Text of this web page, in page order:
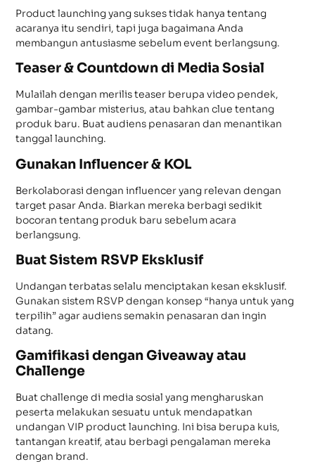
Product launching yang sukses tidak hanya tentang
acaranya itu sendiri, tapi juga bagaimana Anda
membangun antusiasme sebelum event berlangsung.
Teaser & Countdown di Media Sosial
Mulailah dengan merilis teaser berupa video pendek,
gambar-gambar misterius, atau bahkan clue tentang
produk baru. Buat audiens penasaran dan menantikan
tanggal launching.
Gunakan Influencer & KOL
Berkolaborasi dengan influencer yang relevan dengan
target pasar Anda. Biarkan mereka berbagi sedikit
bocoran tentang produk baru sebelum acara
berlangsung.
Buat Sistem RSVP Eksklusif
Undangan terbatas selalu menciptakan kesan eksklusif.
Gunakan sistem RSVP dengan konsep “hanya untuk yang
terpilih” agar audiens semakin penasaran dan ingin
datang.
Gamifikasi dengan Giveaway atau
Challenge
Buat challenge di media sosial yang mengharuskan
peserta melakukan sesuatu untuk mendapatkan
undangan VIP product launching. Ini bisa berupa kuis,
tantangan kreatif, atau berbagi pengalaman mereka
dengan brand.